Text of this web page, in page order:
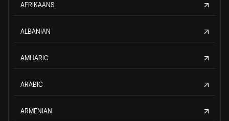
AFRIKAANS
ALBANIAN
AMHARIC
ARABIC
ARMENIAN